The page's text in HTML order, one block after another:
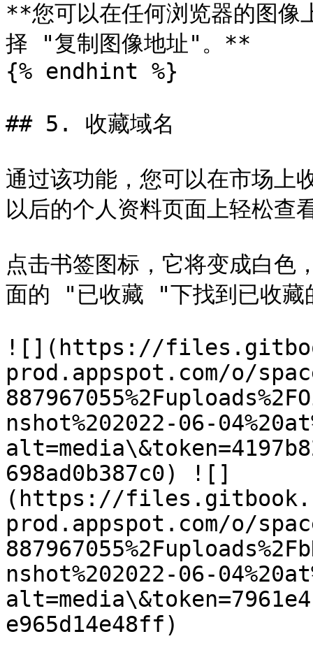
**您可以在任何浏览器的图像
择 "复制图像地址"。**
{% endhint %}
## 5. 收藏域名
通过该功能，您可以在市场上
以后的个人资料页面上轻松
点击书签图标，它将变成白色
面的 "已收藏 "下找到已收藏
![](https://
prod.appspot.com/o/
nshot%202022-06-
698ad0b387c0) ![]
(https://
prod.appspot.com/o/
nshot%202022-06-
e965d14e48ff)